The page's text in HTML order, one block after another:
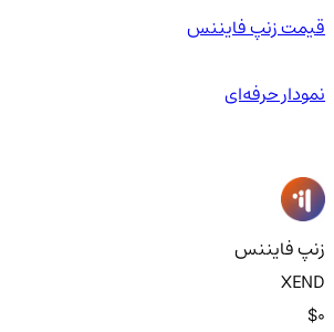
قیمت زنپ فایننس
نمودار حرفه‌ای
زنپ فایننس
XEND
$0